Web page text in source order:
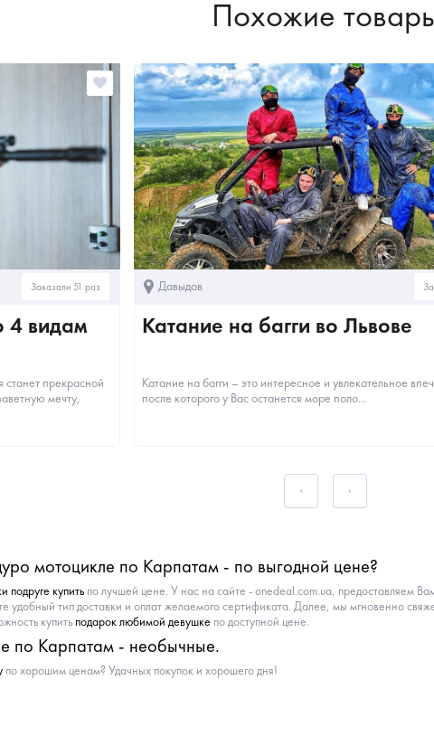
Похожие
Заказали 51 раз
4 видам
станет прекрасной
мечту,
Давыдов
Катание на багги во Львове
Катание на багги – это интересное и увлекательное
после которого у Вас останется море поло...
мотоцикле по Карпатам - по выгодной цене?
подруге купить по лучшей цене. У нас на сайте - onedeal.com.ua, предоставляем
удобный тип доставки и оплат желаемого сертификата. Далее, мы мгновенно
купить подарок любимой девушке по доступной цене.
по Карпатам - необычные.
по хорошим ценам? Удачных покупок и хорошего дня!